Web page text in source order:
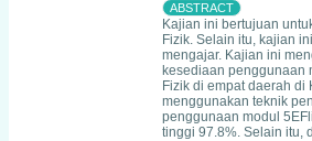
Kajian ini bertujuan
Fizik. Selain itu, kajian
mengajar. Kajian ini
kesediaan penggunaan
Fizik di empat daerah
menggunakan teknik
penggunaan modul
tinggi 97.8%. Selain itu,